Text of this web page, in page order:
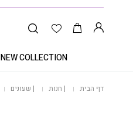
NEW COLLECTION
דף הבית | חנות | שעונים